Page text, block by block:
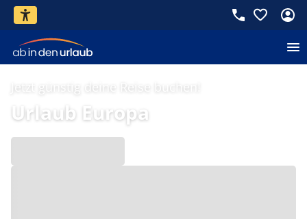
Jetzt günstig deine Reise buchen!
Urlaub Europa